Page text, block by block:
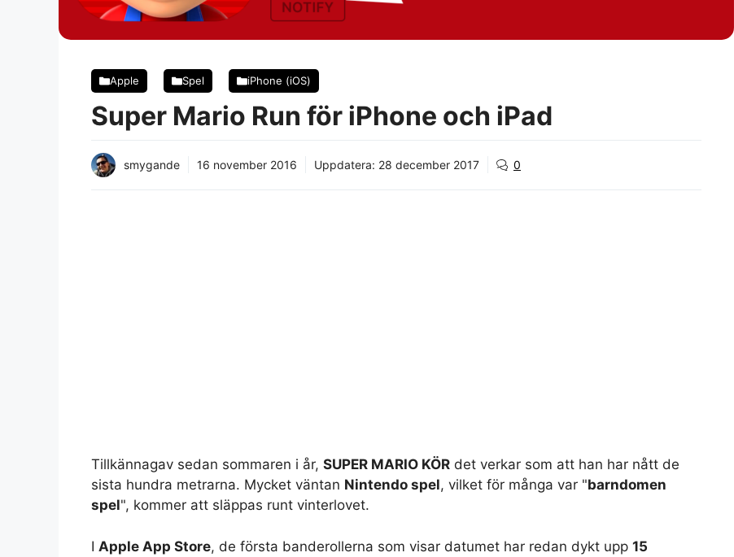
Apple Spel iPhone (iOS)
Super Mario Run för iPhone och iPad
smygande 16 november 2016 Uppdatera: 28 december 2017 0
Tillkännagav sedan sommaren i år, SUPER MARIO KÖR det verkar som att han har nått de
sista hundra metrarna. Mycket väntan Nintendo spel, vilket för många var "barndomen
spel", kommer att släppas runt vinterlovet.
I Apple App Store, de första banderollerna som visar datumet har redan dykt upp 15